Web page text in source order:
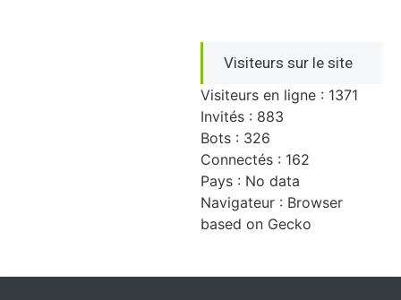
Visiteurs sur le site
Visiteurs en ligne : 1371
Invités : 883
Bots : 326
Connectés : 162
Pays : No data
Navigateur : Browser
based on Gecko